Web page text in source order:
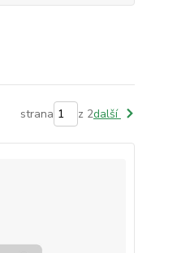
strana z 2další